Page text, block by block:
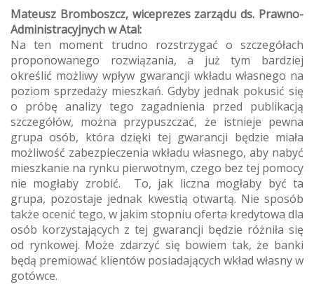
Mateusz Bromboszcz, wiceprezes zarządu ds. Prawno-
Administracyjnych w Atal:
Na ten moment trudno rozstrzygać o szczegółach
proponowanego rozwiązania, a już tym bardziej
określić możliwy wpływ gwarancji wkładu własnego na
poziom sprzedaży mieszkań. Gdyby jednak pokusić się
o próbę analizy tego zagadnienia przed publikacją
szczegółów, można przypuszczać, że istnieje pewna
grupa osób, która dzięki tej gwarancji będzie miała
możliwość zabezpieczenia wkładu własnego, aby nabyć
mieszkanie na rynku pierwotnym, czego bez tej pomocy
nie mogłaby zrobić. To, jak liczna mogłaby być ta
grupa, pozostaje jednak kwestią otwartą. Nie sposób
także ocenić tego, w jakim stopniu oferta kredytowa dla
osób korzystających z tej gwarancji będzie różniła się
od rynkowej. Może zdarzyć się bowiem tak, że banki
będą premiować klientów posiadających wkład własny w
gotówce.